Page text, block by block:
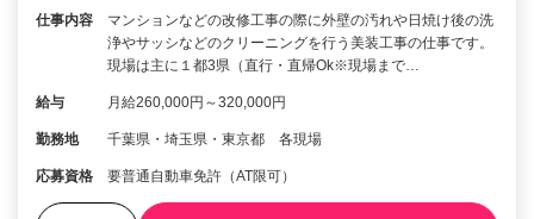
仕事内容
マンションなどの改修工事の際に外壁の汚れや日焼け後の洗
浄やサッシなどのクリーニングを行う美装工事の仕事です。
現場は主に１都3県（直行・直帰Ok※現場まで…
給与 月給260,000円～320,000円
勤務地 千葉県・埼玉県・東京都 各現場
応募資格 要普通自動車免許（AT限可）